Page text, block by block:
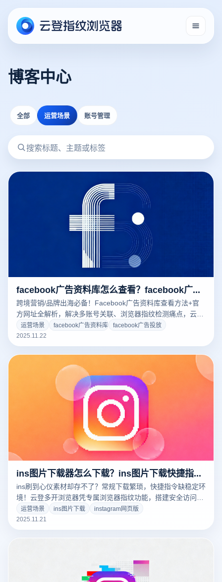
博客中心
全部 运营场景 账号管理
facebook广告资料库怎么查看？facebook广告资料库网址在哪里？
跨境营销/品牌出海必备！Facebook广告资料库查看方法+官
方网址全解析，解决多账号关联、浏览器指纹检测痛点，云登
指纹浏览器助力安全高效调研，为营销决策精准赋能～
运营场景 facebook广告资料库 facebook广告投放
2025.11.22
ins图片下载器怎么下载？ins图片下载快捷指令怎么用？
ins刷到心仪素材却存不了？常规下载繁琐，快捷指令缺稳定环
境！云登多开浏览器凭专属浏览器指纹功能，搭建安全访问环
境，搭配多开特性，让ins图片下载高效省心，破解你的素材保
存难题。
运营场景 ins图片下载
instagram网页版
2025.11.21